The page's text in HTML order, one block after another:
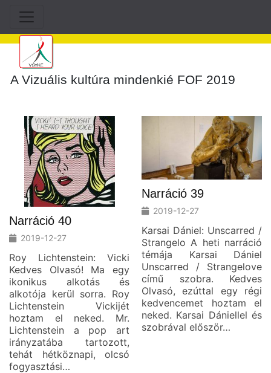
A Vizuális kultúra mindenkié FOF 2019
Narráció 40
2019-12-27
Roy Lichtenstein: Vicki
Kedves Olvasó! Ma egy
ikonikus alkotás és
alkotója kerül sorra. Roy
Lichtenstein Vickijét
hoztam el neked. Mr.
Lichtenstein a pop art
irányzatába tartozott,
tehát hétköznapi, olcsó
fogyasztási…
Narráció 39
2019-12-27
Karsai Dániel: Unscarred /
Strangelo A heti narráció
témája Karsai Dániel
Unscarred / Strangelove
című szobra. Kedves
Olvasó, ezúttal egy régi
kedvencemet hoztam el
neked. Karsai Dániellel és
szobrával először…